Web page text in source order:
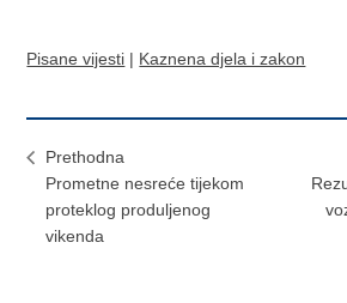
Pisane vijesti | Kaznena djela i zakon
Prethodna
Prometne nesreće tijekom
proteklog produljenog
vikenda